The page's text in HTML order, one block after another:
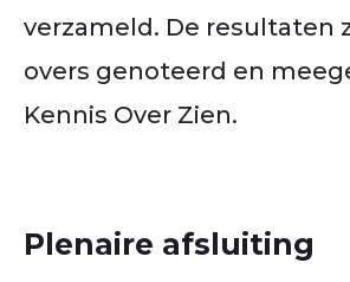
verzameld. De resultaten
overs genoteerd en
Kennis Over Zien.
Plenaire afsluiting